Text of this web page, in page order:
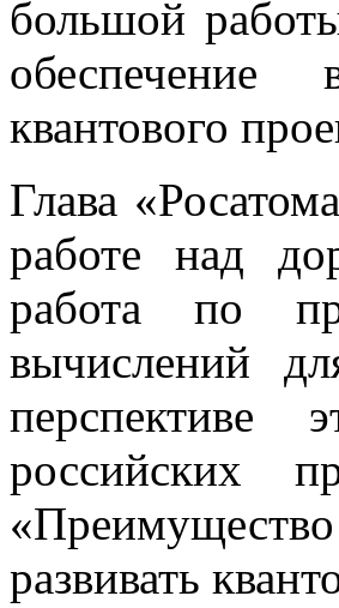
большой
обеспечение
квантового
Глава
работе над
работа по
вычислений
перспективе
российских
развивать